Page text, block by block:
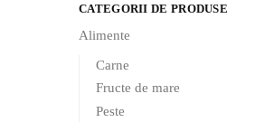
CATEGORII DE PRODUSE
Alimente
Carne
Fructe de mare
Peste